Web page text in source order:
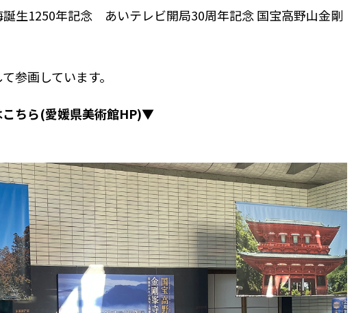
生1250年記念 あいテレビ開局30周年記念 国宝高野山金剛
参画しています。
ちら(愛媛県美術館HP)▼